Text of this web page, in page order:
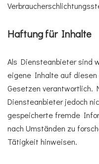
Haftung für Inhalte
Als Diensteanbieter sind
eigene Inhalte auf diesen
Gesetzen verantwortlich.
Diensteanbieter jedoch
gespeicherte fremde
nach Umständen zu
Tätigkeit hinweisen.